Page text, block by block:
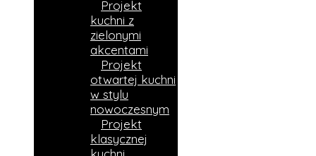
Projekt
kuchni z
zielonymi
akcentami
Projekt
otwartej kuchni
w stylu
nowoczesnym
Projekt
klasycznej